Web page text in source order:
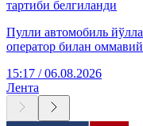
тартиби белгиланди
Пулли автомобиль
оператор билан
15:17 / 06.08.2026
Лента